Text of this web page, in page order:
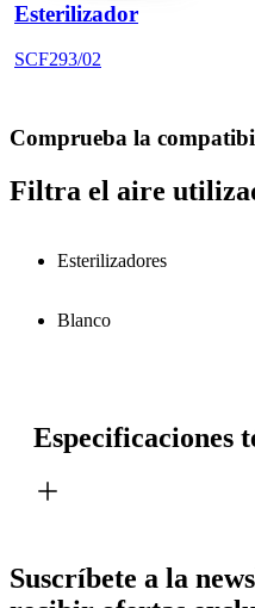
Esterilizador
SCF293/02
Comprueba la
Filtra el aire
Esterilizadores
Blanco
Especificaciones
Suscríbete a la